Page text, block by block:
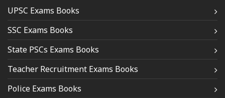
UPSC Exams Books
SSC Exams Books
State PSCs Exams Books
Teacher Recruitment Exams Books
Police Exams Books